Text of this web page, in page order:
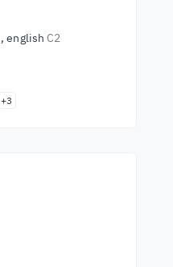
english C2
+3